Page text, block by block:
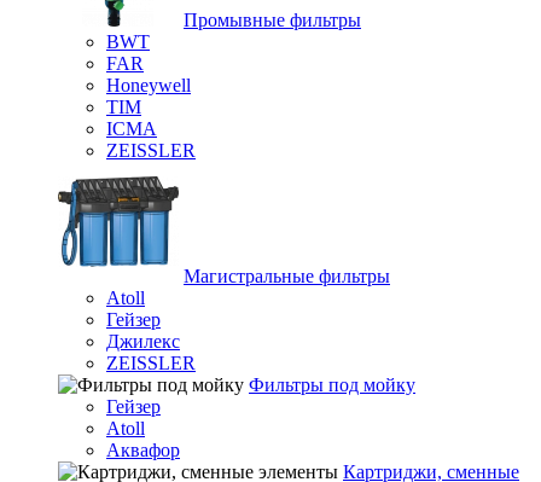
Промывные фильтры
BWT
FAR
Honeywell
TIM
ICMA
ZEISSLER
Магистральные фильтры
Atoll
Гейзер
Джилекс
ZEISSLER
Фильтры под мойку
Гейзер
Atoll
Аквафор
Картриджи, сменные